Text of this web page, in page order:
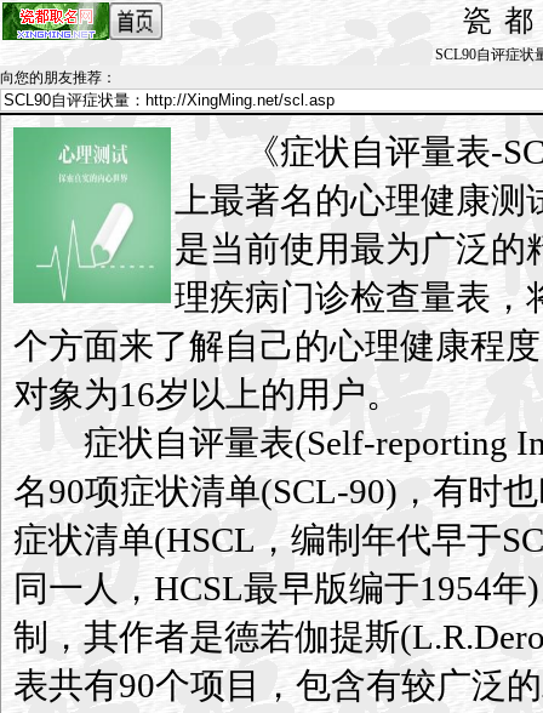
瓷
SCL90自评症状
向您的朋友推荐 ：
《症状自评量表-
上最著名的心理健康测
是当前使用最为广泛的
理疾病门诊检查量表，
个方面来了解自己的心理健康程
对象为16岁以上的用户。
症状自评量表(Self-reporting
名90项症状清单(SCL-90)，有时
症状清单(HSCL，编制年代早于
同一人，HCSL最早版编于1954年
制，其作者是德若伽提斯
表共有90个项目，包含有较广泛